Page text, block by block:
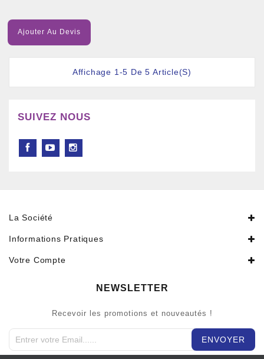
Ajouter Au Devis
Affichage 1-5 De 5 Article(s)
SUIVEZ NOUS
La Société
Informations Pratiques
Votre Compte
NEWSLETTER
Recevoir les promotions et nouveautés !